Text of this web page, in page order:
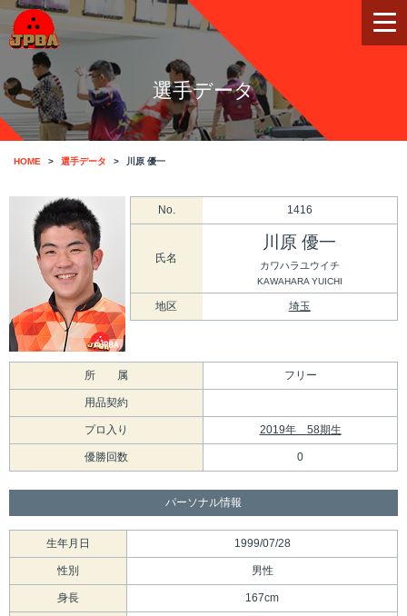
選手データ
HOME 選手データ 川原 優一
No. 1416
氏名
川原 優一
カワハラユウイチ
KAWAHARA YUICHI
地区 埼玉
所 属 フリー
用品契約
プロ入り 2019年 58期生
優勝回数 0
パーソナル情報
生年月日 1999/07/28
性別 男性
身長 167cm